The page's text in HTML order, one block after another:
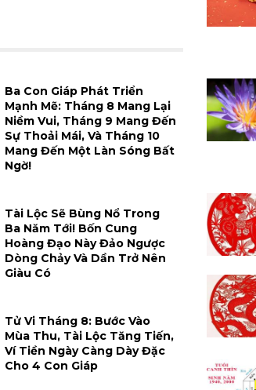
Ba Con Giáp Phát Triển
Mạnh Mẽ: Tháng 8 Mang Lại
Niềm Vui, Tháng 9 Mang Đến
Sự Thoải Mái, Và Tháng 10
Mang Đến Một Làn Sóng Bất
Ngờ!
Tài Lộc Sẽ Bùng Nổ Trong
Ba Năm Tới! Bốn Cung
Hoàng Đạo Này Đảo Ngược
Dòng Chảy Và Dần Trở Nên
Giàu Có
Tử Vi Tháng 8: Bước Vào
Mùa Thu, Tài Lộc Tăng Tiến,
Ví Tiền Ngày Càng Dày Đặc
Cho 4 Con Giáp